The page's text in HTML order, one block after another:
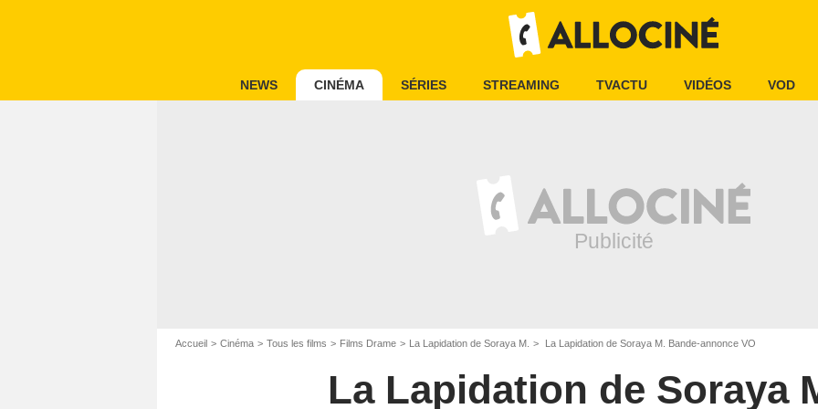
NEWS CINÉMA SÉRIES STREAMING TVACTU VIDÉOS VOD
Accueil Cinéma Tous les films Films Drame La Lapidation de Soraya M. La Lapidation de Soraya M. Bande-annonce VO
La Lapidation de Soraya